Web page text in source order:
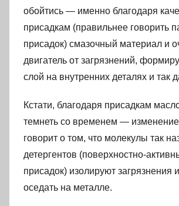
обойтись — именно благодаря
присадкам (правильнее говорить
присадок) смазочный материал и
двигатель от загрязнений,
слой на внутренних деталях и так
Кстати, благодаря присадкам
темнеть со временем — изменение
говорит о том, что молекулы так
детергентов (поверхностно-
присадок) изолируют загрязнения
оседать на металле.